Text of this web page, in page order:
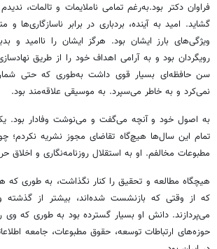
فراوان دکتر بود.به‌رغم تمامی ناملایمات و تالمات،
گشاید. امید به آینده، بردباری در برابر ناسازگاری‌ها
ویژگی‌های بارز ایشان بود. هرگز ایشان را ناامید و
رویگردان بود و به آرامی اهداف خود را از طریق
سن حافظه‌ای بسیار قوی داشت به‌طوری که حتی
نمی‌کرد و به خاطر می‌سپرد. به موسیقی علاقه‌مند بود.
به اصول خود و آنچه می‌گفت و می‌نوشت وفادار بود.
تمام این سال‌ها هیچ‌گاه تقاضای مجوز نشریه نکردم؛
مطبوعات مخالفم. او به استقلال روزنامه‌نگاری و اخلاق
هیچگاه مطالعه و تحقیق را کنار نگذاشت، به طوری
که از وقتی که بازنشست شده‌اند، بیشتر از گذشته
می‌پردازند. دانش او بسیار گسترده بود به طوری که وی
حوزه‌های ارتباطات توسعه، حقوق مطبوعات، جامعه